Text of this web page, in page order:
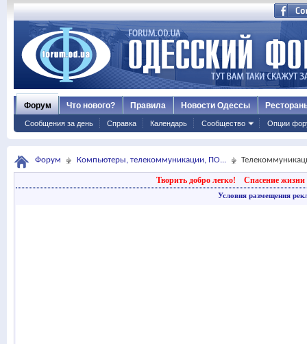
Форум
Сообщения за день Справка Календарь Сообщество Опции
Что нового? Правила Новости Одессы
Форум Компьютеры, телекоммуникации, ПО...
Творить добро легко! Спасение жизни
Условия размещения